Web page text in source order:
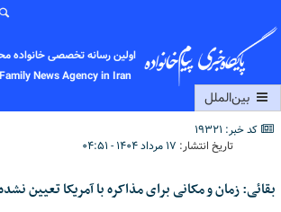
اولین رسانه تخصصی خانواده
News Agency in Iran
بین‌الملل
کد خبر: 19321
تاریخ انتشار: ۱۷ مرداد ۱۴۰۴ - ۰۴:۵۱
بقائی: زمان و مکانی برای مذاکره با آمریکا تعیین